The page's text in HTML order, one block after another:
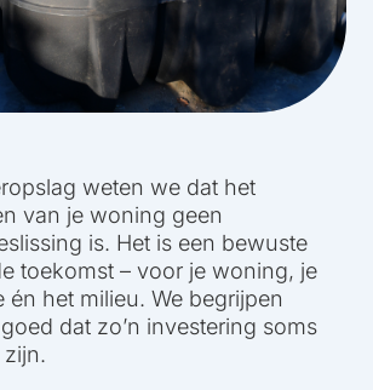
weten we dat het
van je woning geen
is. Het is een bewuste
toekomst – voor je woning, je
én het milieu. We begrijpen
dat zo’n investering soms
zijn.